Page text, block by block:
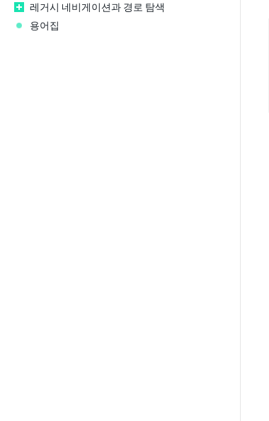
레거시 네비게이션과 경로 탐색
용어집